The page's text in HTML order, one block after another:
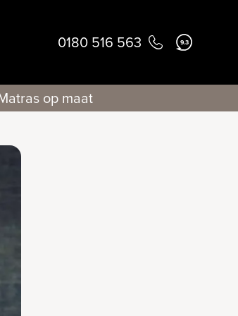
0180 516 563 9.3
op maat